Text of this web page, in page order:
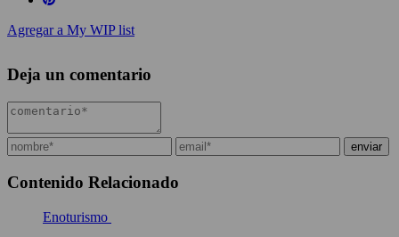
Agregar a My WIP list
Deja un comentario
Contenido Relacionado
Enoturismo